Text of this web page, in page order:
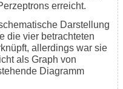
erreicht.
Darstellung
die vier betrachteten
allerdings war sie
als Graph von
Diagramm